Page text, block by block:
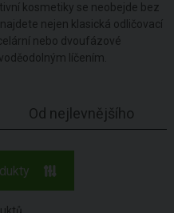
kosmetiky se neobejde bez
nejen klasická odličovací
nebo dvoufázové
líčením.
Od nejlevnějšího